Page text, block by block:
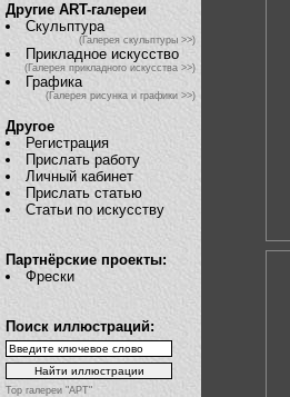
Другие ART-галереи
Скульптура
(Галерея скульптуры >>)
Прикладное искусство
(Галерея прикладного искусства >>)
Графика
(Галерея рисунка и графики >>)
Другое
Регистрация
Прислать работу
Личный кабинет
Прислать статью
Статьи по искусству
Партнёрские проекты:
Фрески
Поиск иллюстраций:
Top галереи "АРТ"